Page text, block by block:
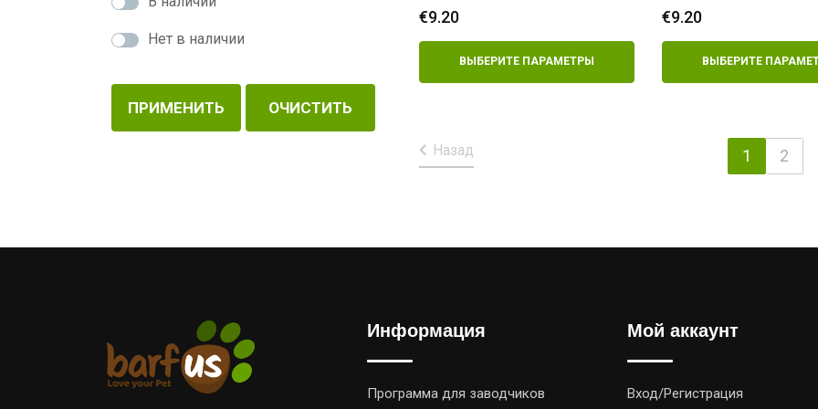
Нет в наличии
ПРИМЕНИТЬ ОЧИСТИТЬ
€9.20
ВЫБЕРИТЕ ПАРАМЕТРЫ
€9.20
ВЫБЕРИТЕ
Назад 1 2
Информация
Программа для заводчиков
Мой аккаунт
Вход/Регистрация